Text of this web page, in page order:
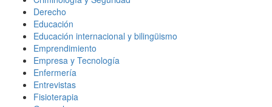
Derecho
Educación
Educación internacional y bilingüismo
Emprendimiento
Empresa y Tecnología
Enfermería
Entrevistas
Fisioterapia